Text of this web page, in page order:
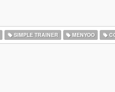
SIMPLE TRAINER MENYOO